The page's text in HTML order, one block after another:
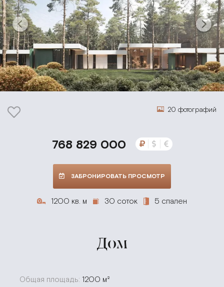
20 фотографий
768 829 000
ЗАБРОНИРОВАТЬ ПРОСМОТР
1200 кв. м 30 соток 5 спален
Дом
Общая площадь: 1200 м²